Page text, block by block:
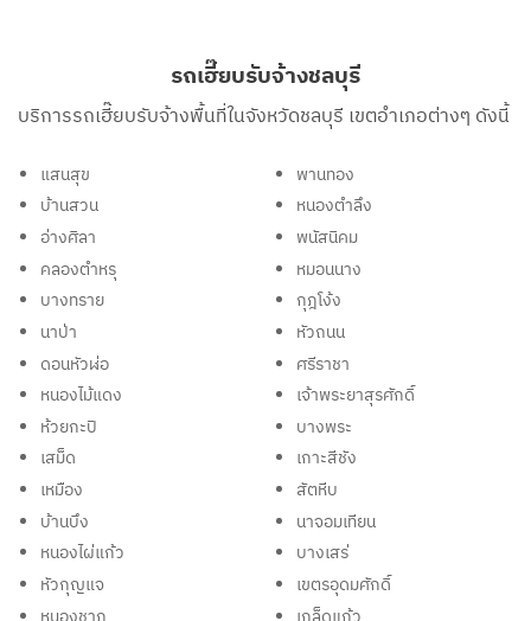
รถเฮี๊ยบรับจ้างชลบุรี
บริการรถเฮี๊ยบรับจ้างพื้นที่ในจังหวัดชลบุรี เขตอำเภอต่างๆ ดังนี้
แสนสุข
บ้านสวน
อ่างศิลา
คลองตำหรุ
บางทราย
นาป่า
ดอนหัวฬ่อ
หนองไม้แดง
ห้วยกะปิ
เสม็ด
เหมือง
บ้านบึง
หนองไผ่แก้ว
หัวกุญแจ
หนองชาก
พานทอง
หนองตำลึง
พนัสนิคม
หมอนนาง
กุฎโง้ง
หัวถนน
ศรีราชา
เจ้าพระยาสุรศักดิ์
บางพระ
เกาะสีชัง
สัตหีบ
นาจอมเทียน
บางเสร่
เขตรอุดมศักดิ์
เกล็ดแก้ว